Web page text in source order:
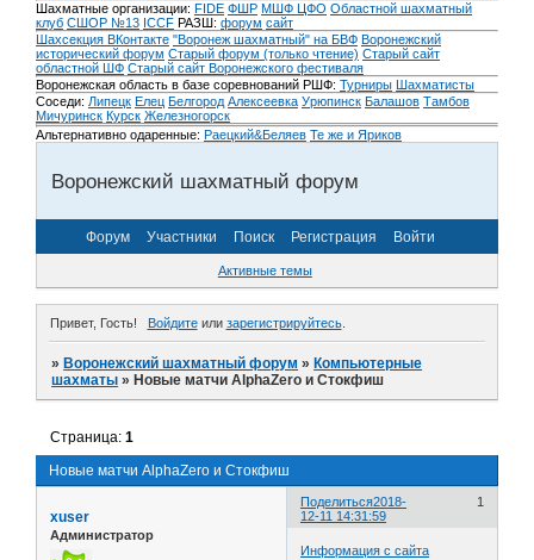
Шахматные организации: FIDE ФШР МШФ ЦФО Областной шахматный
клуб СШОР №13 ICCF РАЗШ: форум сайт
Шахсекция ВКонтакте "Воронеж шахматный" на БВФ Воронежский
исторический форум Cтарый форум (только чтение) Старый сайт
областной ШФ Старый сайт Воронежского фестиваля
Воронежская область в базе соревнований РШФ: Турниры Шахматисты
Соседи: Липецк Елец Белгород Алексеевка Урюпинск Балашов Тамбов
Мичуринск Курск Железногорск
Альтернативно одаренные: Раецкий&Беляев Те же и Яриков
Воронежский шахматный форум
Форум Участники Поиск Регистрация Войти
Активные темы
Привет, Гость! Войдитеили зарегистрируйтесь.
»Воронежский шахматный форум »Компьютерные
шахматы »Новые матчи AlphaZero и Стокфиш
Новые матчи AlphaZero и Стокфиш
Страница:1
Поделиться 1
2018-
12-11 14:31:59
xuser
Администратор
Информация с сайта